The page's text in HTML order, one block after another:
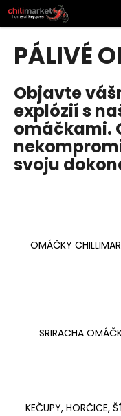
Prejsť
na
obsah
PÁLIVÉ
Objavte
explózií s
omáčkami.
svoju
OMÁČKY
SRIRACHA
KEČUPY, HORČICE,
K
o
o
p
o
t
r